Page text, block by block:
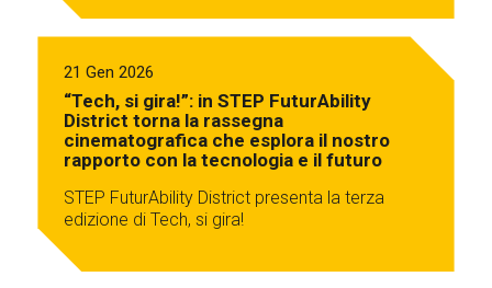
21 Gen 2026
“Tech, si gira!”: in STEP FuturAbility
District torna la rassegna
cinematografica che esplora il nostro
rapporto con la tecnologia e il futuro
STEP FuturAbility District presenta la terza
edizione di Tech, si gira!